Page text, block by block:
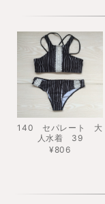
140 セパレート 大
人水着 39
¥806